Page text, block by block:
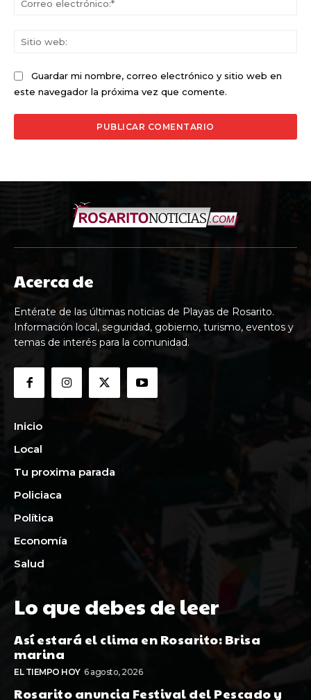
Guardar mi nombre, correo electrónico y sitio web en
este navegador la próxima vez que comente.
Acerca de
Entérate de las últimas noticias de Playas de Rosarito.
Información local, seguridad, gobierno, turismo, eventos y
temas de interés para la comunidad.
Inicio
Local
Tu proxima parada
Policiaca
Política
Economía
Salud
Lo que debes de leer
Así estará el clima en Rosarito: Brisa
marina
EL TIEMPO HOY 6 agosto, 2026
Rosarito anuncia Festival del Pescado y